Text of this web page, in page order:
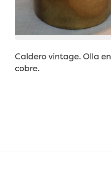
Caldero vintage. Olla en
cobre.